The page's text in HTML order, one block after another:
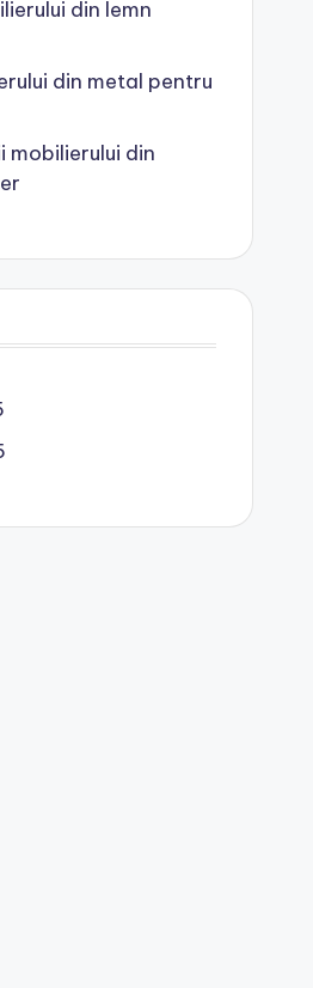
din lemn
din metal pentru
mobilierului din